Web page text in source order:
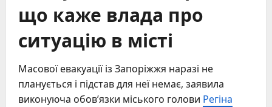
що каже влада про
ситуацію в місті
Масової евакуації із Запоріжжя наразі не
планується і підстав для неї немає, заявила
виконуюча обов’язки міського голови Регіна